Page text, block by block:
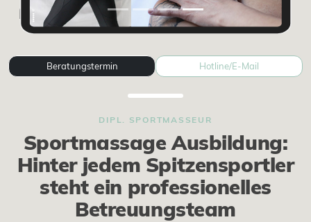
Beratungstermin Hotline/E-Mail
DIPL. SPORTMASSEUR
Sportmassage Ausbildung:
Hinter jedem Spitzensportler
steht ein professionelles
Betreuungsteam